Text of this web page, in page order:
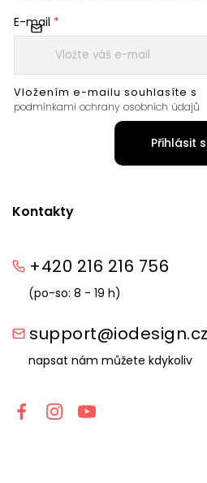
Kontakty
+420 216 216 756
(po-so: 8 - 19 h)
support@iodesign.cz
napsat nám můžete kdykoliv
E-mail
Vložením e-mailu souhlasíte s
podmínkami ochrany osobních údajů
Přihlásit